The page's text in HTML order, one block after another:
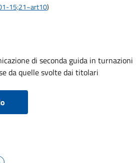
15;21~art10)
di seconda guida in turnazioni
da quelle svolte dai titolari